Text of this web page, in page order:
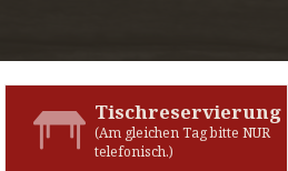
Tischreservierung
(Am gleichen Tag bitte NUR
telefonisch.)